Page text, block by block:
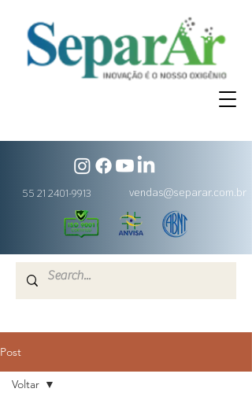
55 21 2401-9913 vendas@separar.com.br
Post
Voltar